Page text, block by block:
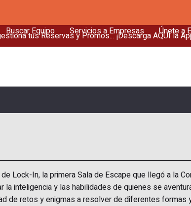
Buscar Equipo Servicios a Empresas Únete a
tus Reservas y Promos... ¡Descarga AQUÍ la
Lock-In, la primera Sala de Escape que llegó a la
la inteligencia y las habilidades de quienes se
de retos y enigmas a resolver de diferentes formas